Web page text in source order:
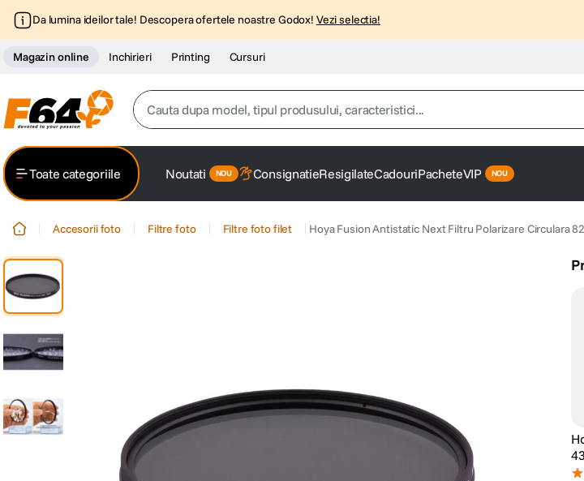
Da lumina ideilor tale! Descopera ofertele noastre Godox! Vezi selectia!
Magazin online Inchirieri Printing Cursuri
Cauta dupa model, tipul produsului, caracteristici...
2 trepied
lavaliera
7. sony fx
Toate categoriile Noutati ConsignatieResigilateCadouriPacheteVIP
Accesorii foto Filtre foto Filtre foto filet Hoya Fusion Antistatic Next Filtru Polarizare Circulara